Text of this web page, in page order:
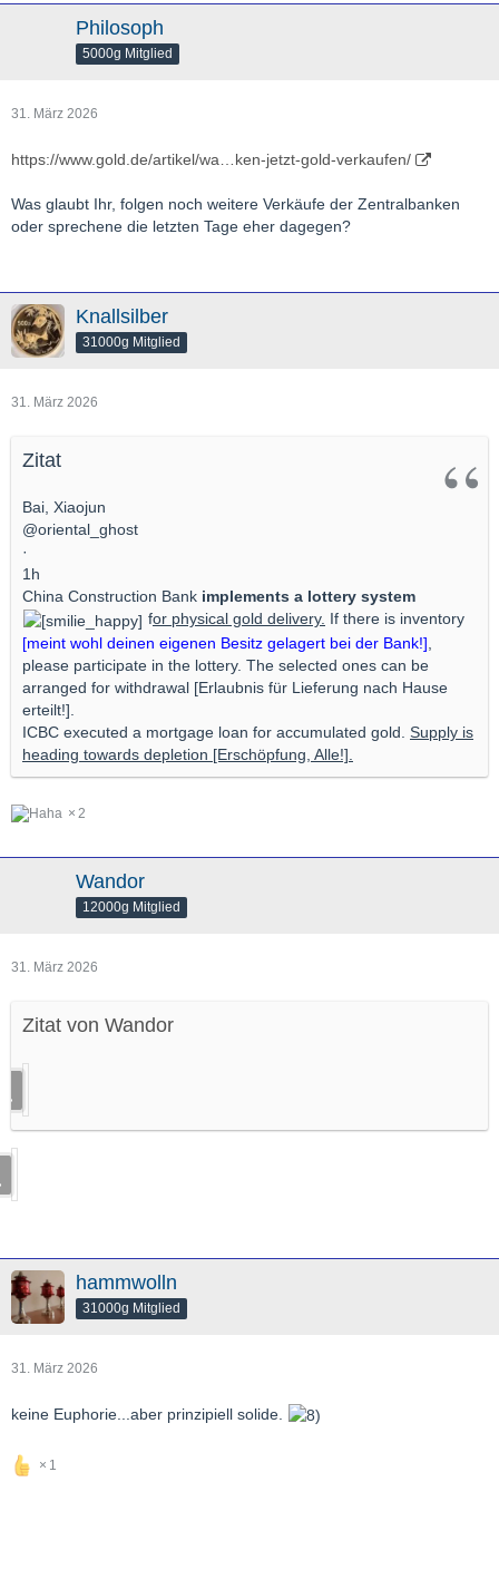
Philosoph
5000g Mitglied
31. März 2026
https://www.gold.de/artikel/wa…ken-jetzt-gold-verkaufen/
Was glaubt Ihr, folgen noch weitere Verkäufe der Zentralbanken
oder sprechene die letzten Tage eher dagegen?
Knallsilber
31000g Mitglied
31. März 2026
Zitat
Bai, Xiaojun
@oriental_ghost
·
1h
China Construction Bank implements a lottery system
for physical gold delivery. If there is inventory
[meint wohl deinen eigenen Besitz gelagert bei der Bank!]
please participate in the lottery. The selected ones can be
arranged for withdrawal [Erlaubnis für Lieferung nach Hause
erteilt!].
ICBC executed a mortgage loan for accumulated gold. Supply is
heading towards depletion [Erschöpfung, Alle!].
2
Wandor
12000g Mitglied
31. März 2026
Zitat von Wandor
hammwolln
31000g Mitglied
31. März 2026
keine Euphorie...aber prinzipiell solide.
1